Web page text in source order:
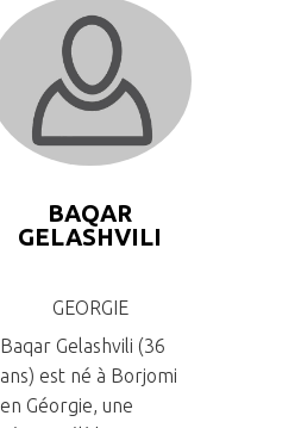
BAQAR
GELASHVILI
GEORGIE
Baqar Gelashvili (36
ans) est né à Borjomi
en Géorgie, une